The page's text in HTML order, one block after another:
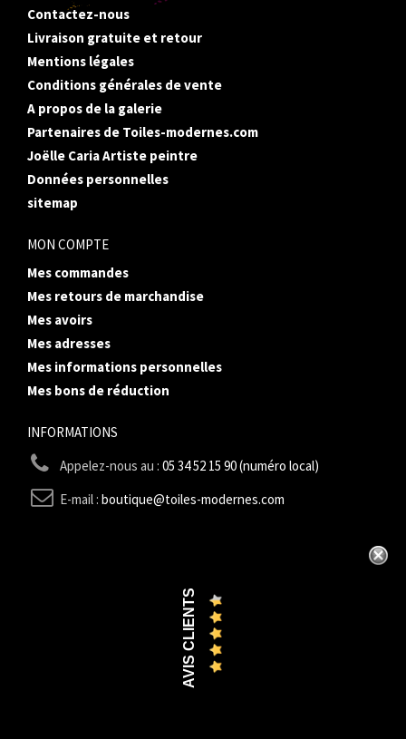
Contactez-nous
Livraison gratuite et retour
Mentions légales
Conditions générales de vente
A propos de la galerie
Partenaires de Toiles-modernes.com
Joëlle Caria Artiste peintre
Données personnelles
sitemap
MON COMPTE
Mes commandes
Mes retours de marchandise
Mes avoirs
Mes adresses
Mes informations personnelles
Mes bons de réduction
INFORMATIONS
Appelez-nous au : 05 34 52 15 90 (numéro local)
E-mail : boutique@toiles-modernes.com
AVIS CLIENTS